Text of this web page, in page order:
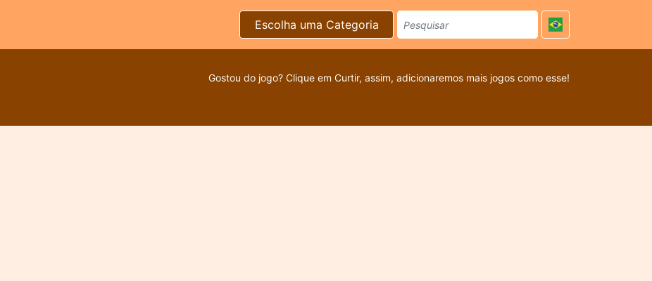
Escolha uma Categoria
Gostou do jogo? Clique em Curtir, assim, adicionaremos mais jogos como esse!